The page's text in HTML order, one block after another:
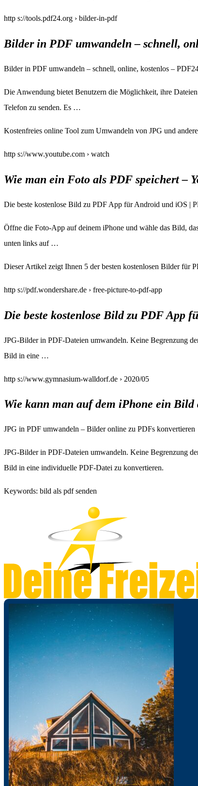
http s://tools.pdf24.org › bilder-in-pdf
Bilder in PDF umwandeln – schnell,
Bilder in PDF umwandeln – schnell, online, kostenlos –
Die Anwendung bietet Benutzern die Möglichkeit, ihre
Telefon zu senden. Es …
Kostenfreies online Tool zum Umwandeln von JPG und
http s://www.youtube.com › watch
Wie man ein Foto als PDF speichert –
Die beste kostenlose Bild zu PDF App für Android und iOS |
Öffne die Foto-App auf deinem iPhone und wähle das Bild,
unten links auf …
Dieser Artikel zeigt Ihnen 5 der besten kostenlosen Bilder
http s://pdf.wondershare.de › free-picture-to-pdf-app
Die beste kostenlose Bild zu PDF App
JPG-Bilder in PDF-Dateien umwandeln. Keine Begrenzung
Bild in eine …
http s://www.gymnasium-walldorf.de › 2020/05
Wie kann man auf dem iPhone ein
JPG in PDF umwandeln – Bilder online zu PDFs konvertieren
JPG-Bilder in PDF-Dateien umwandeln. Keine Begrenzung
Bild in eine individuelle PDF-Datei zu konvertieren.
Keywords: bild als pdf senden